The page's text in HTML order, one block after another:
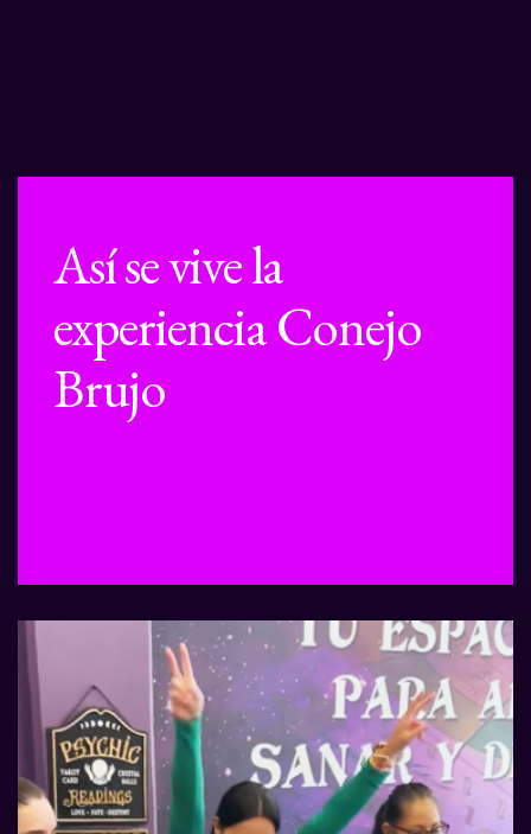
Así se vivela
experiencia Conejo
Brujo